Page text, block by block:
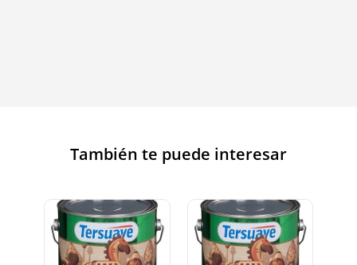
También te puede interesar